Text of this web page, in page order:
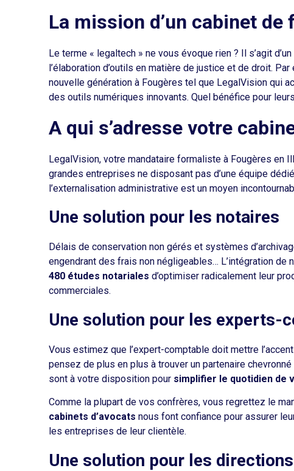
La mission d’un cabinet
Le terme « legaltech » ne vous évoque rien ? Il s’agit
l’élaboration d’outils en matière de justice et de droit.
nouvelle génération à Fougères tel que LegalVision qui
des outils numériques innovants. Quel bénéfice pour
A qui s’adresse votre
LegalVision, votre mandataire formaliste à Fougères
grandes entreprises ne disposant pas d’une équipe
l’externalisation administrative est un moyen
Une solution pour les notaires
Délais de conservation non gérés et systèmes
engendrant des frais non négligeables… L’intégration
480 études notariales d’optimiser radicalement leur
commerciales.
Une solution pour les experts-
Vous estimez que l’expert-comptable doit mettre
pensez de plus en plus à trouver un partenaire
sont à votre disposition pour simplifier le quotidien de
Comme la plupart de vos confrères, vous regrettez le
cabinets d’avocats nous font confiance pour assurer
les entreprises de leur clientèle.
Une solution pour les